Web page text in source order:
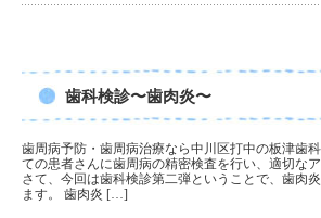
歯科検診〜歯肉炎〜
歯周病予防・歯周病治療なら中川区打中の板津歯
ての患者さんに歯周病の精密検査を行い、適切な
さて、今回は歯科検診第二弾ということで、歯肉
ます。 歯肉炎 […]